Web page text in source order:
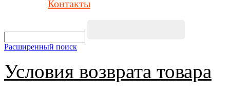
Контакты
Расширенный поиск
Условия возврата товара